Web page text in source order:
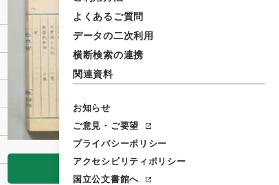
よくあるご質問
データの二次利用
横断検索の連携
関連資料
お知らせ
ご意見・ご要望
プライバシーポリシー
アクセシビリティポリシー
国立公文書館へ
閲覧